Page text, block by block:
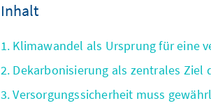
Inhalt
1. Klimawandel als Ursprung für eine
2. Dekarbonisierung als zentrales
3. Versorgungssicherheit muss